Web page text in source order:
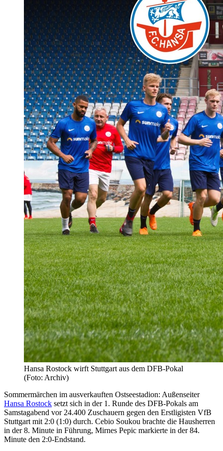
Hansa Rostock wirft Stuttgart aus dem DFB-Pokal
(Foto: Archiv)
Sommermärchen im ausverkauften Ostseestadion: Außenseiter
Hansa Rostock setzt sich in der 1. Runde des DFB-Pokals am
Samstagabend vor 24.400 Zuschauern gegen den Erstligisten VfB
Stuttgart mit 2:0 (1:0) durch. Cebio Soukou brachte die Hausherren
in der 8. Minute in Führung, Mirnes Pepic markierte in der 84.
Minute den 2:0-Endstand.